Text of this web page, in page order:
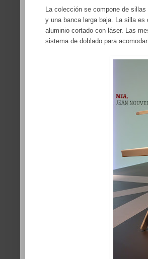
La colección se compone de
y una banca larga baja. La silla
aluminio cortado con láser. Las
sistema de doblado para